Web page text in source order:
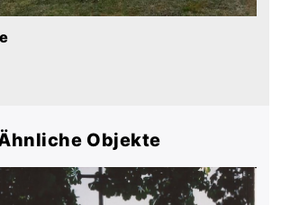
Objekte